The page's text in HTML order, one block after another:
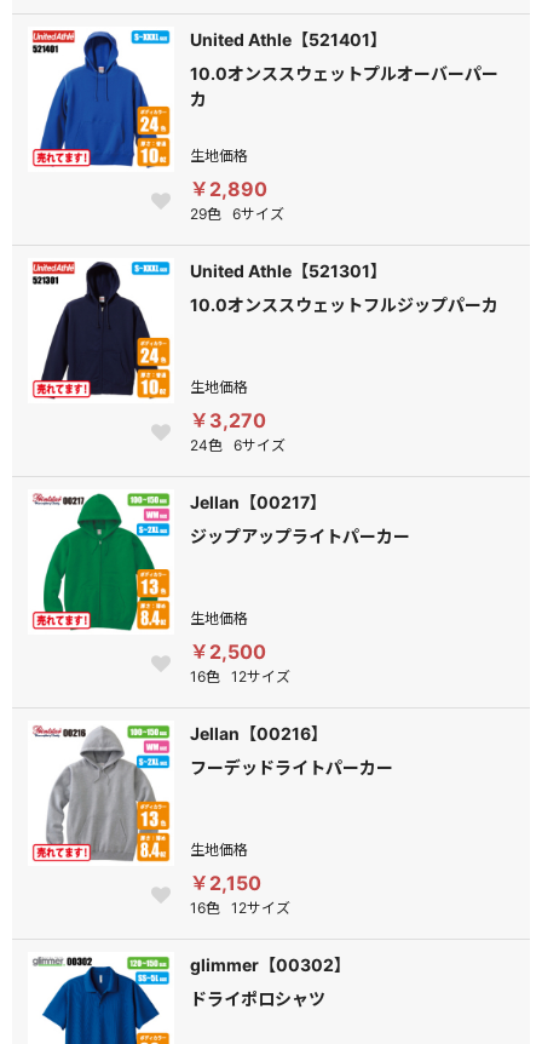
United Athle【521401】
10.0オンススウェットプルオーバーパー
カ
生地価格
￥2,890
29色 6サイズ
United Athle【521301】
10.0オンススウェットフルジップパーカ
生地価格
￥3,270
24色 6サイズ
Jellan【00217】
ジップアップライトパーカー
生地価格
￥2,500
16色 12サイズ
Jellan【00216】
フーデッドライトパーカー
生地価格
￥2,150
16色 12サイズ
glimmer【00302】
ドライポロシャツ